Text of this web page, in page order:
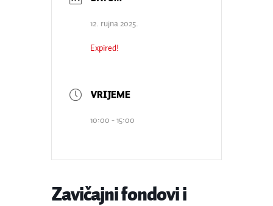
12. rujna 2025.
Expired!
10:00 - 15:00
Zavičajni fondovi i